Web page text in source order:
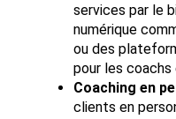
services par le
numérique
ou des
pour les
Coaching en
clients en